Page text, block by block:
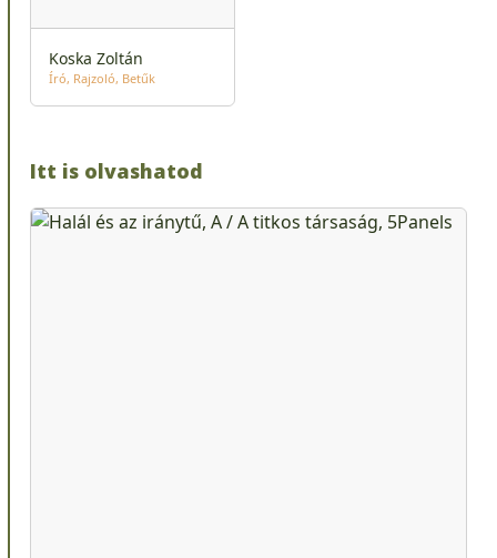
Koska Zoltán
Író Rajzoló Betűk
Itt is olvashatod